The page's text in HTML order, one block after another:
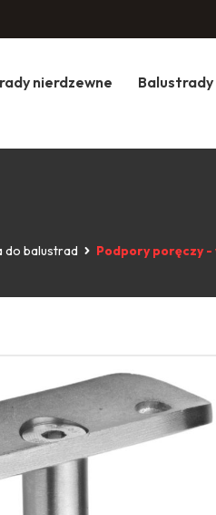
nierdzewne
do balustrad Podpory poręczy